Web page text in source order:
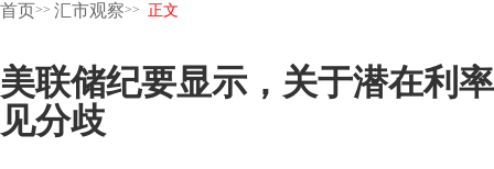
首页>> 汇市观察>> 正文
美联储纪要显示，关于潜在利
见分歧